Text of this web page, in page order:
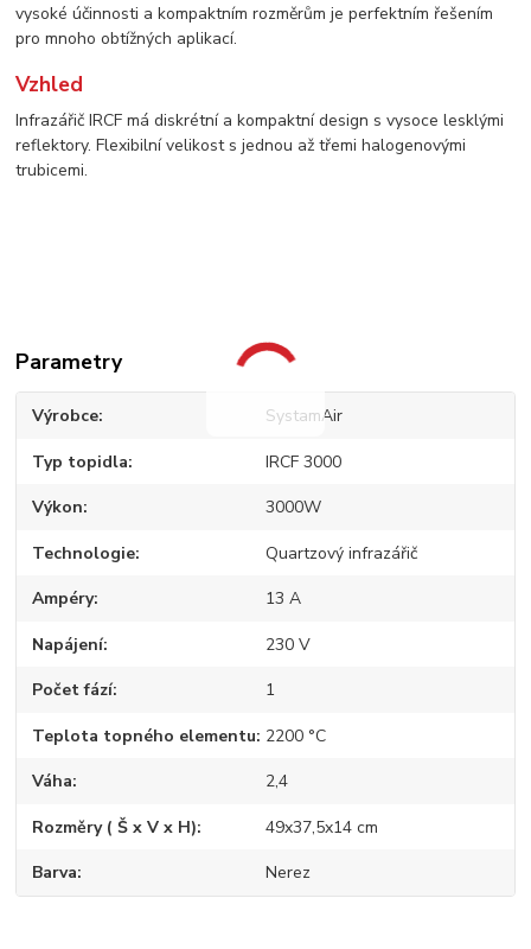
vysoké účinnosti a kompaktním rozměrům je perfektním řešením
pro mnoho obtížných aplikací.
Vzhled
Infrazářič IRCF má diskrétní a kompaktní design s vysoce lesklými
reflektory. Flexibilní velikost s jednou až třemi halogenovými
trubicemi.
Parametry
Výrobce SystamAir
Typ topidla IRCF 3000
Výkon 3000W
Technologie Quartzový infrazářič
Ampéry 13 A
Napájení 230 V
Počet fází 1
Teplota topného elementu 2200 °C
Váha 2,4
Rozměry ( Š x V x H) 49x37,5x14 cm
Barva Nerez